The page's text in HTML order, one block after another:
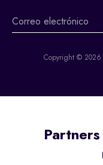
Copyright © 2026